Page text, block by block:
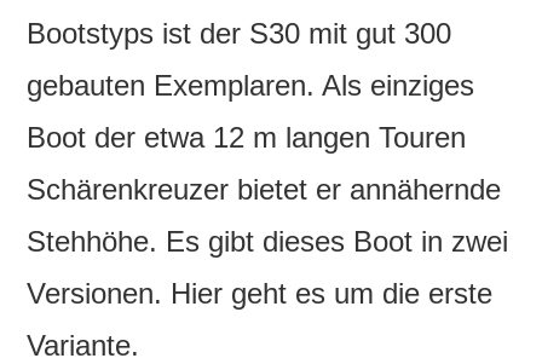
Bootstyps ist der S30 mit gut 300
gebauten Exemplaren. Als einziges
Boot der etwa 12 m langen Touren
Schärenkreuzer bietet er annähernde
Stehhöhe. Es gibt dieses Boot in zwei
Versionen. Hier geht es um die erste
Variante.